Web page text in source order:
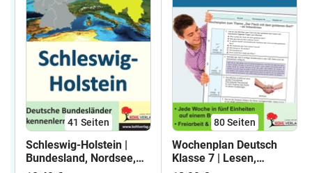
41 Seiten
Schleswig-Holstein |
Bundesland, Nordsee,
80Seiten
Wochenplan Deutsch
Klasse 7 | Lesen,